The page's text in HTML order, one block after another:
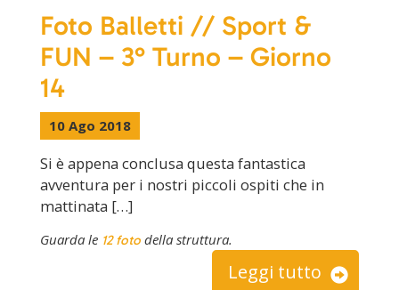
Foto Balletti // Sport &
FUN – 3° Turno – Giorno
14
10 Ago 2018
Si è appena conclusa questa fantastica
avventura per i nostri piccoli ospiti che in
mattinata […]
Guarda le 12 foto della struttura.
Leggi tutto